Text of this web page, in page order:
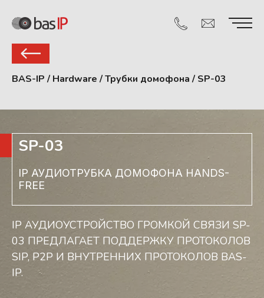
BAS-IP / Hardware /Трубки домофона / SP-03
SP-03
IP АУДИОТРУБКА ДОМОФОНА HANDS-
FREE
IP АУДИОУСТРОЙСТВО ГРОМКОЙ СВЯЗИ SP-
03 ПРЕДЛАГАЕТ ПОДДЕРЖКУ ПРОТОКОЛОВ
SIP, P2P И ВНУТРЕННИХ ПРОТОКОЛОВ BAS-
IP.